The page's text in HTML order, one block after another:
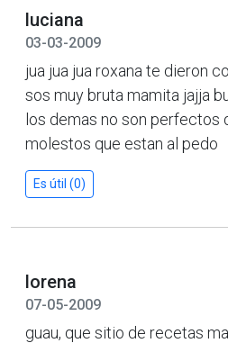
luciana
03-03-2009
jua jua jua roxana te dieron
sos muy bruta mamita jajja
los demas no son perfectos
molestos que estan al pedo
Es útil (0)
lorena
07-05-2009
guau, que sitio de recetas